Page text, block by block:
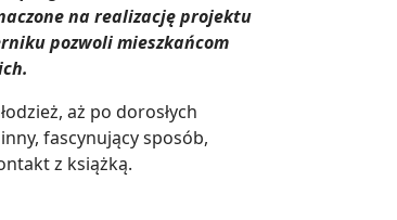
na realizację projektu
pozwoli mieszkańcom
aż po dorosłych
fascynujący sposób,
z książką.